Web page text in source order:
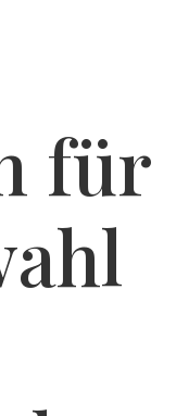
für